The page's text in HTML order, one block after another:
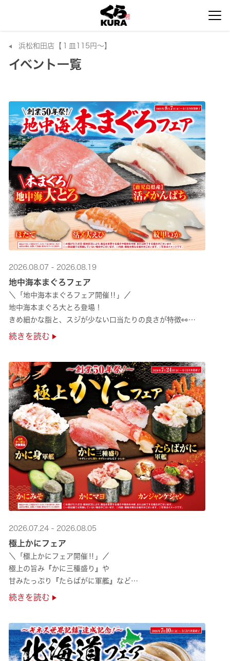
浜松和田店【１皿115円～】
イベント一覧
2026.08.07 - 2026.08.19
地中海本まぐろフェア
＼「地中海本まぐろフェア開催‼」／
地中海本まぐろ大とろ登場！
きめ細かな脂と、スジが少ない口当たりの良さが特徴👀
さらに、鹿児島で育った高級魚【鹿児島県産活〆かんぱち】など
続きを読む
2026.07.24 - 2026.08.05
極上かにフェア
＼「極上かにフェア開催‼」／
極上の旨み『かに三種盛り』や
甘みたっぷり『たらばがに軍艦』など
絶品のかにを味わいつくせる！🦀
ぜひくら寿司へお越しください！✨
続きを読む